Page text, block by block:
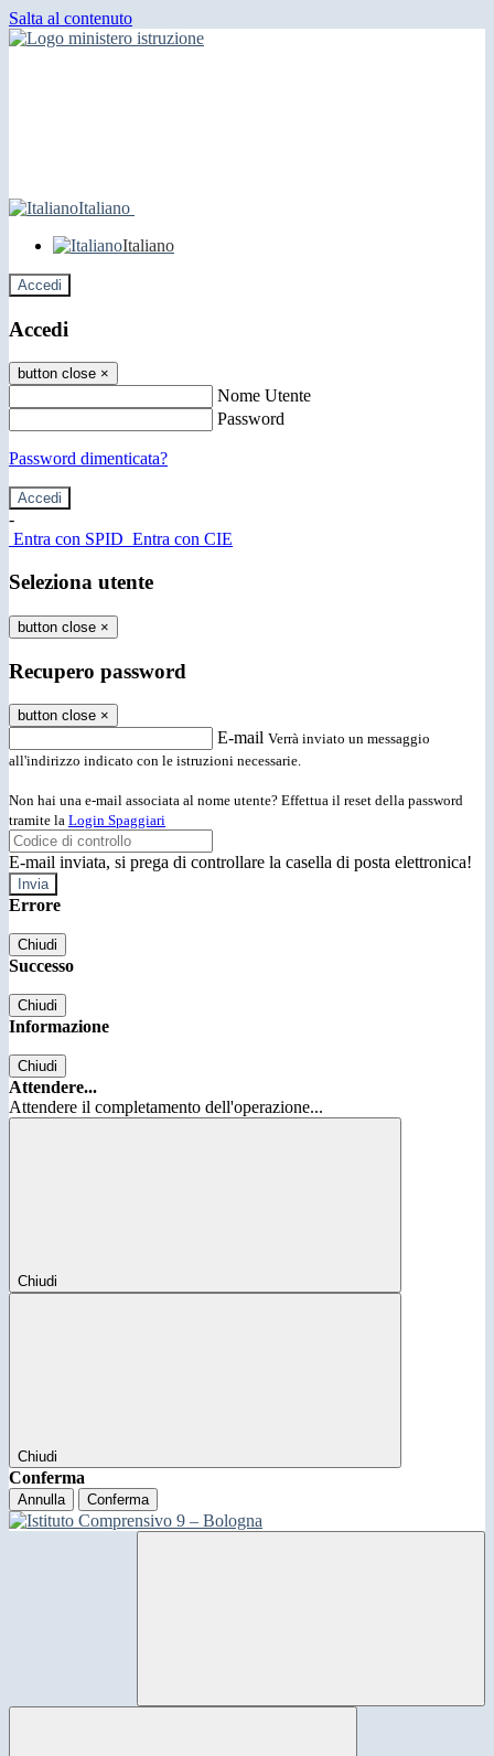
Salta al contenuto
Italiano
Italiano
Accedi
Accedi
button close ×
Nome Utente
Password
Password dimenticata?
-
Entra con SPID Entra con CIE
Seleziona utente
button close ×
Recupero password
button close ×
E-mail Verrà inviato un messaggio
all'indirizzo indicato con le istruzioni necessarie.
Non hai una e-mail associata al nome utente? Effettua il reset della password
tramite la Login Spaggiari
E-mail inviata, si prega di controllare la casella di posta elettronica!
Errore
Chiudi
Successo
Chiudi
Informazione
Chiudi
Attendere...
Attendere il completamento dell'operazione...
Chiudi
Chiudi
Conferma
Annulla Conferma